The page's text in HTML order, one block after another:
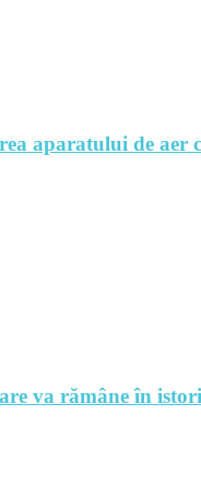
aparatului de
va rămâne în